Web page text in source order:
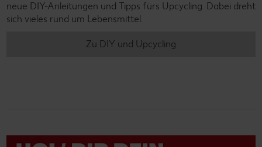
neue DIY-Anleitungen und Tipps fürs Upcycling. Dabei dreht
sich vieles rund um Lebensmittel.
Zu DIY und Upcycling